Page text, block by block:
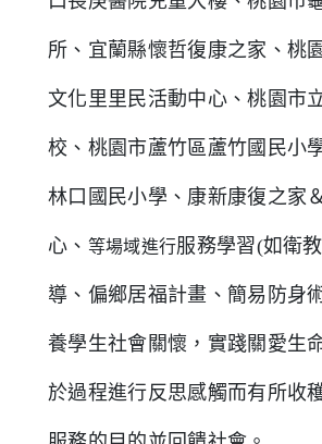
所、 宜蘭縣懷哲復康之家、 桃
文化里里民活動中心、桃園市
校、 桃園市蘆竹區蘆竹國民小
林口國民小學、 康新康復之家
心、 等場域進行服務學習(如衛
導、偏鄉居福計畫、簡易防身
養學生社會關懷，實踐關愛生
於過程進行反思感觸而有所收